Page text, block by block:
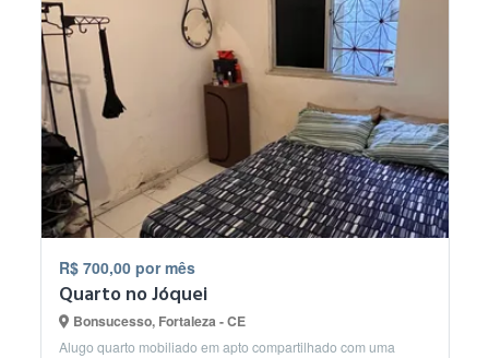
R$ 700,00 por mês
Quarto no Jóquei
Bonsucesso, Fortaleza - CE
Alugo quarto mobiliado em apto compartilhado com uma